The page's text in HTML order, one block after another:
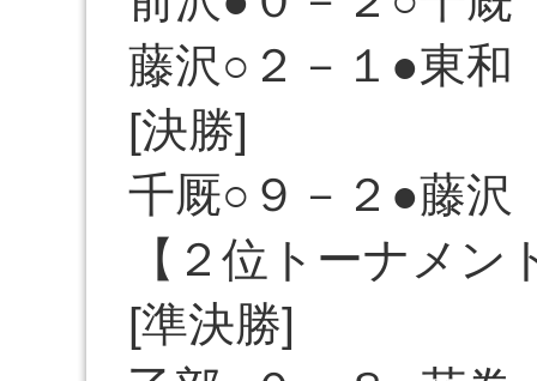
藤沢○２－１●東和
[決勝]
千厩○９－２●藤沢
【２位トーナメン
[準決勝]